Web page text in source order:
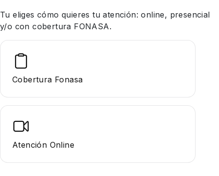
Tu eliges cómo quieres tu atención: online, presencial
y/o con cobertura FONASA.
Cobertura Fonasa
Atención Online